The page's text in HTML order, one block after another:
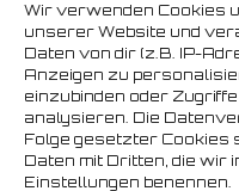
Wir verwenden Cookies
unserer Website und
Daten von dir (z.B. IP-
Anzeigen zu
einzubinden oder
analysieren. Die
Folge gesetzter Cookies
Daten mit Dritten, die wir
Einstellungen benennen.
Copyright © 2026